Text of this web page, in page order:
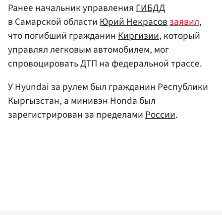
Ранее начальник управления ГИБДД
в Самарской области Юрий Некрасов заявил,
что погибший гражданин Киргизии, который
управлял легковым автомобилем, мог
спровоцировать ДТП на федеральной трассе.
У Hyundai за рулем был гражданин Республики
Кыргызстан, а минивэн Honda был
зарегистрирован за пределамиРоссии.